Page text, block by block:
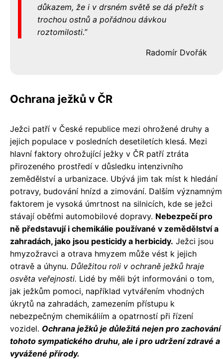
důkazem, že i v drsném světě se dá přežít s
trochou ostnů a pořádnou dávkou
roztomilosti.
Radomír Dvořák
Ochrana ježků v ČR
Ježci patří v České republice mezi ohrožené druhy a
jejich populace v posledních desetiletích klesá. Mezi
hlavní faktory ohrožující ježky v ČR patří ztráta
přirozeného prostředí v důsledku intenzivního
zemědělství a urbanizace. Ubývá jim tak míst k hledání
potravy, budování hnízd a zimování. Dalším významným
faktorem je vysoká úmrtnost na silnicích, kde se ježci
stávají oběťmi automobilové dopravy. Nebezpečí pro
ně představují i chemikálie používané v zemědělství a
zahradách, jako jsou pesticidy a herbicidy. Ježci jsou
hmyzožravci a otrava hmyzem může vést k jejich
otravě a úhynu. Důležitou roli v ochraně ježků hraje
osvěta veřejnosti. Lidé by měli být informováni o tom,
jak ježkům pomoci, například vytvářením vhodných
úkrytů na zahradách, zamezením přístupu k
nebezpečným chemikáliím a opatrností při řízení
vozidel. Ochrana ježků je důležitá nejen pro zachování
tohoto sympatického druhu, ale i pro udržení zdravé a
vyvážené přírody.